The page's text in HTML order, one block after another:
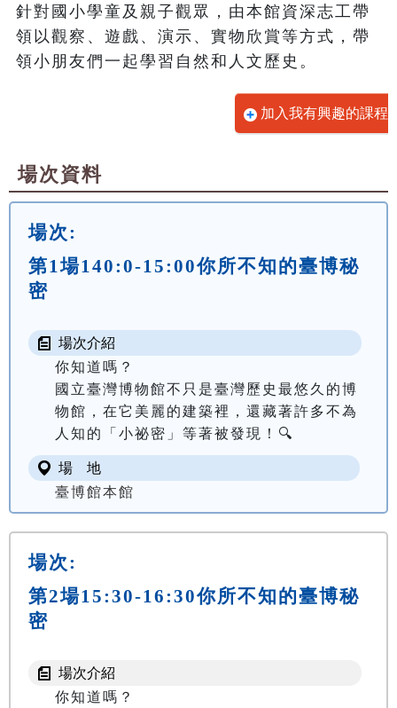
針對國小學童及親子觀眾，由本館資深志工帶
領以觀察、遊戲、演示、實物欣賞等方式，帶
領小朋友們一起學習自然和人文歷史。
加入我有興趣的課程
場次資料
場次:
第1場140:0-15:00你所不知的臺博秘
密
場次介紹
你知道嗎？
國立臺灣博物館不只是臺灣歷史最悠久的博
物館，在它美麗的建築裡，還藏著許多不為
人知的「小祕密」等著被發現！🔍
場 地
臺博館本館
場次:
第2場15:30-16:30你所不知的臺博秘
密
場次介紹
你知道嗎？